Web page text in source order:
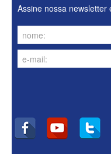
Assine nossa